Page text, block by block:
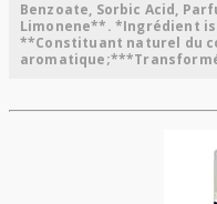
Benzoate, Sorbic Acid,
Limonene**. *Ingrédient
**Constituant naturel du